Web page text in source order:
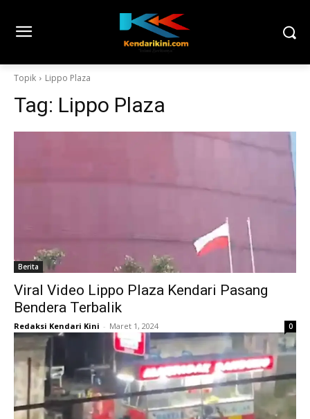
Topik Lippo Plaza
Tag: Lippo Plaza
Berita
Viral Video Lippo Plaza Kendari Pasang
Bendera Terbalik
Redaksi Kendari Kini - Maret 1, 2024 0